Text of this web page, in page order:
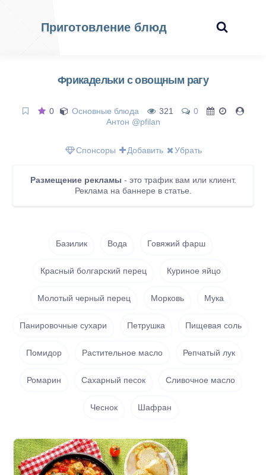
Приготовление блюд
Фрикадельки с овощным рагу
0 Основные блюда 321
0
Антон @pfilan
Спонсоры Добавить Убрать
Размещение рекламы - это трафик вам или клиент.
Реклама на баннере в статье.
Базилик Вода Говяжий фарш
Красный болгарский перец Куриное яйцо
Молотый черный перец Морковь Мука
Панировочные сухари Петрушка Пищевая соль
Помидор Растительное масло Репчатый лук
Ромарин Сахарный песок Сливочное масло
Чеснок Шафран